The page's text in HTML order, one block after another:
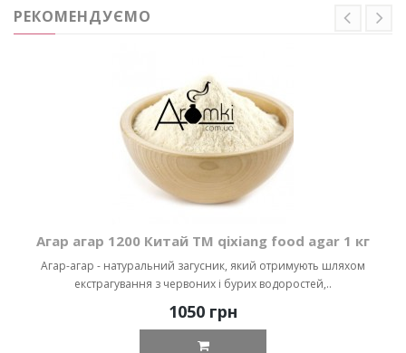
РЕКОМЕНДУЄМО
Агар агар 1200 Китай ТМ qixiang food agar 1 кг
Агар-агар - натуральний загусник, який отримують шляхом
екстрагування з червоних і бурих водоростей,..
1050 грн